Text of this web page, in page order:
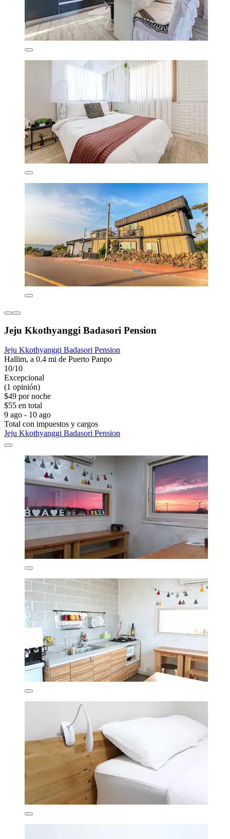
Jeju Kkothyanggi Badasori Pension
Jeju Kkothyanggi Badasori Pension
Hallim, a 0.4 mi de Puerto Panpo
10/10
Excepcional
(1 opinión)
$49 por noche
$55 en total
9 ago - 10 ago
Total con impuestos y cargos
Jeju Kkothyanggi Badasori Pension